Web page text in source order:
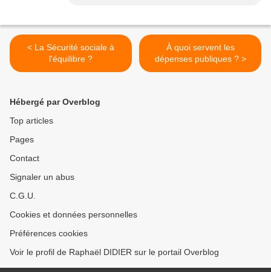
< La Sécurité sociale à
l'équilibre ?
À quoi servent les
dépenses publiques ? >
Hébergé par Overblog
Top articles
Pages
Contact
Signaler un abus
C.G.U.
Cookies et données personnelles
Préférences cookies
Voir le profil de Raphaël DIDIER sur le portail Overblog